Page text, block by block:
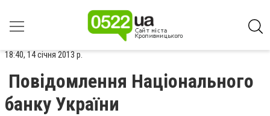
18:40, 14 січня 2013 р.
Повідомлення Національного
банку України